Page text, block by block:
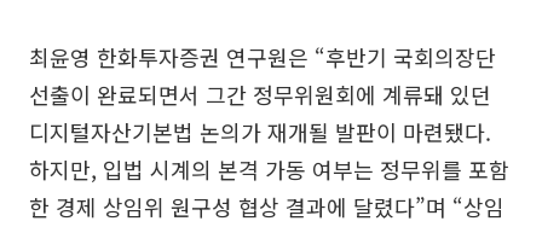
최윤영 한화투자증권 연구원은 “후반기 국회의장단
선출이 완료되면서 그간 정무위원회에 계류돼 있던
디지털자산기본법 논의가 재개될 발판이 마련됐다.
하지만, 입법 시계의 본격 가동 여부는 정무위를 포함
한 경제 상임위 원구성 협상 결과에 달렸다”며 “상임